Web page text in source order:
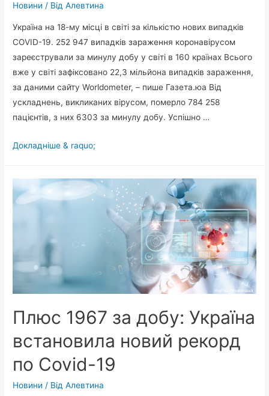
Новини / ВідАлевтина
Україна на 18-му місці в світі за кількістю нових випадків
COVID-19. 252 947 випадків зараження коронавірусом
зареєстрували за минулу добу у світі в 160 країнах Всього
вже у світі зафіксовано 22,3 мільйона випадків зараження,
за даними сайту Worldometer, – пише Газета.юа Від
ускладнень, викликаних вірусом, померло 784 258
пацієнтів, з них 6303 за минулу добу. Успішно …
Україна
місце
в
кількості
Covid-
19
Докладніше & raquo;
Плюс 1967 за добу: Україна
встановила новий рекорд
по Covid-19
Новини / ВідАлевтина